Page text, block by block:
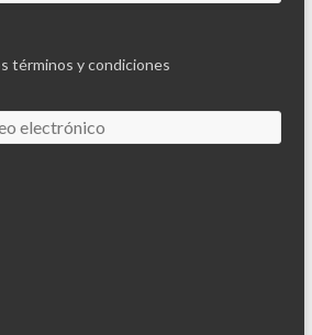
términos y condiciones